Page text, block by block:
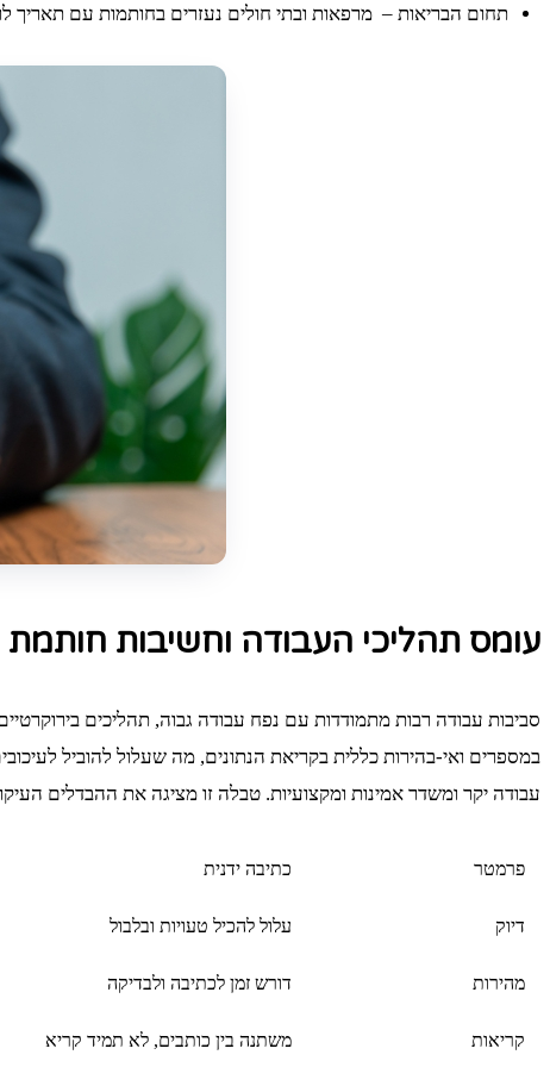
תחום הבריאות – מרפאות ובתי חולים נעזרים בחותמות עם תאריך
עומס תהליכי העבודה וחשיבות חותמת
סביבות עבודה רבות מתמודדות עם נפח עבודה גבוה, תהליכים
במספרים ואי-בהירות כללית בקריאת הנתונים, מה שעלול להוביל
עבודה יקר ומשדר אמינות ומקצועיות. טבלה זו מציגה את ההבדלים
פרמטר כתיבה ידנית
דיוק עלול להכיל טעויות ובלבול
מהירות דורש זמן לכתיבה ולבדיקה
קריאות משתנה בין כותבים, לא תמיד קריא